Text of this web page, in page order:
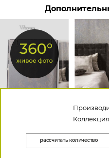
рассчитать количество